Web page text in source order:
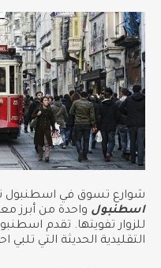
شوارع تسوق في اسطنبول
اسطنبول واحدة من أبرز
للزوار تفويتها. تقدم
التقليدية الحديثة التي تلبي